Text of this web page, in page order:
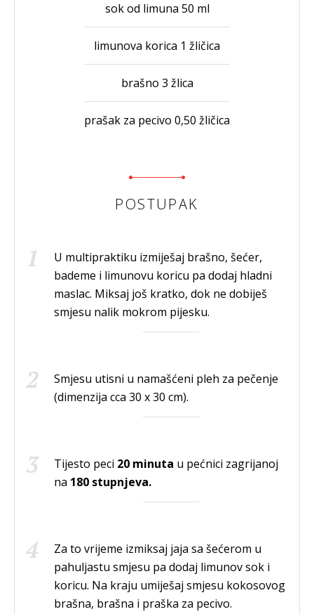
sok od limuna 50 ml
limunova korica 1 žličica
brašno 3 žlica
prašak za pecivo 0,50 žličica
POSTUPAK
U multipraktiku izmiješaj brašno, šećer,
bademe i limunovu koricu pa dodaj hladni
maslac. Miksaj još kratko, dok ne dobiješ
smjesu nalik mokrom pijesku.
Smjesu utisni u namašćeni pleh za pečenje
(dimenzija cca 30 x 30 cm).
Tijesto peci 20 minuta u pećnici zagrijanoj
na 180 stupnjeva.
Za to vrijeme izmiksaj jaja sa šećerom u
pahuljastu smjesu pa dodaj limunov sok i
koricu. Na kraju umiješaj smjesu kokosovog
brašna, brašna i praška za pecivo.